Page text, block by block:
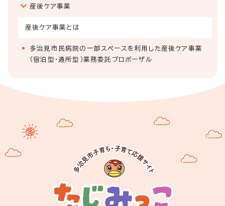
産後ケア事業
産後ケア事業とは
多治見市民病院の一部スペースを利用した産後ケア事業
（宿泊型・通所型）業務委託プロポーザル